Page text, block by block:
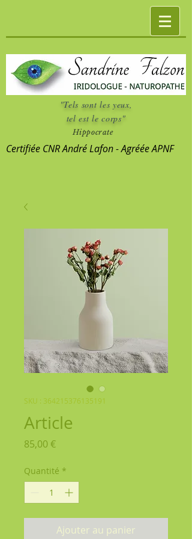
"Tels sont les yeux,
tel est le corps"
Hippocrate
Certifiée CNR André Lafon - Agréée APNF
SKU : 364215376135191
Article
85,00 €Prix
Quantité *
Ajouter au panier